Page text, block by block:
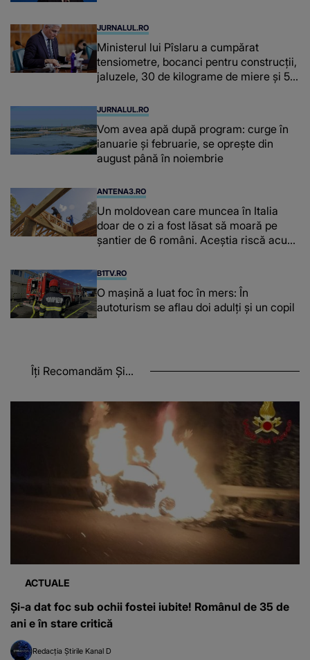
JURNALUL.RO
Ministerul lui Pîslaru a cumpărat
tensiometre, bocanci pentru construcții,
jaluzele, 30 de kilograme de miere și 50
JURNALUL.RO
Vom avea apă după program: curge în
ianuarie și februarie, se oprește din
august până în noiembrie
ANTENA3.RO
Un moldovean care muncea în Italia
doar de o zi a fost lăsat să moară pe
şantier de 6 români. Aceștia riscă acum
B1TV.RO
O maşină a luat foc în mers: În
autoturism se aflau doi adulți și un copil
Îți Recomandăm Și...
ACTUALE
Și-a dat foc sub ochii fostei iubite! Românul de 35 de
ani e în stare critică
Redacția Știrile Kanal D